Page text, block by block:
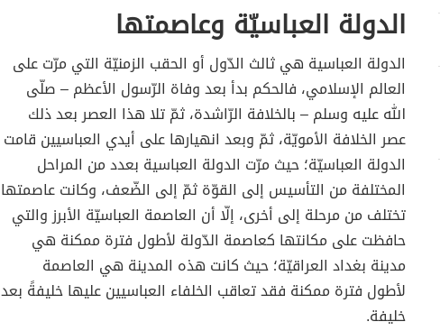
الدولة العباسيّة وعاصمتها
الدولة العباسية هي ثالث الدّول أو الحقب الزمنيّة التي مرّت على
العالم الإسلامي، فالحكم بدأ بعد وفاة الرّسول الأعظم – صلّى
الله عليه وسلم – بالخلافة الرّاشدة، ثمّ تلا هذا العصر بعد ذلك
عصر الخلافة الأمويّة، ثمّ وبعد انهيارها على أيدي العباسيين قامت
الدولة العباسيّة؛ حيث مرّت الدولة العباسية بعدد من المراحل
المختلفة من التأسيس إلى القوّة ثمّ إلى الضّعف، وكانت عاصمتها
تختلف من مرحلة إلى أخرى، إلّا أن العاصمة العباسيّة الأبرز والتي
حافظت على مكانتها كعاصمة الدّولة لأطول فترة ممكنة هي
مدينة بغداد العراقيّة؛ حيث كانت هذه المدينة هي العاصمة
لأطول فترة ممكنة فقد تعاقب الخلفاء العباسيين عليها خليفةً بعد
خليفة.